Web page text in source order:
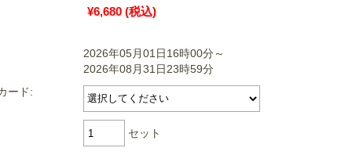
¥6,680 (税込)
2026年05月01日16時00分～
2026年08月31日23時59分
ード:
セット